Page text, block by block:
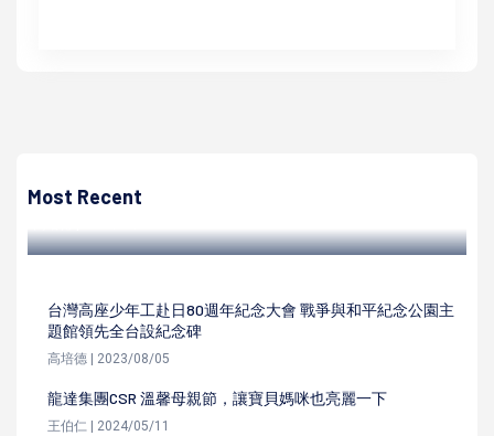
Most Recent
斑
台灣高座少年工赴日80週年紀念大會 戰爭與和平紀念公園主
題館領先全台設紀念碑
高培德 | 2023/08/05
龍達集團CSR 溫馨母親節，讓寶貝媽咪也亮麗一下
王伯仁 | 2024/05/11